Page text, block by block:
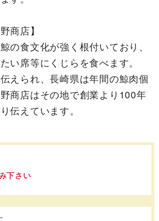
商店】
の食文化が強く根付いており、
い席等にくじらを食べます。
えられ、長崎県は年間の鯨肉個
商店はその地で創業より100年
伝えています。
下さい